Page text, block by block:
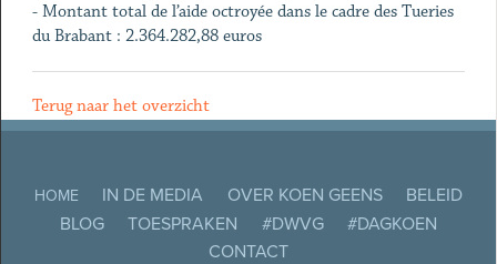
- Montant total de l’aide octroyée dans le cadre des Tueries
du Brabant : 2.364.282,88 euros
Terug naar het overzicht
HOME IN DE MEDIA OVER KOEN GEENS
BELEID
BLOG
TOESPRAKEN #DWVG
#DAGKOEN
CONTACT